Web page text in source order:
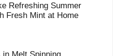
Refreshing Summer
Fresh Mint at Home